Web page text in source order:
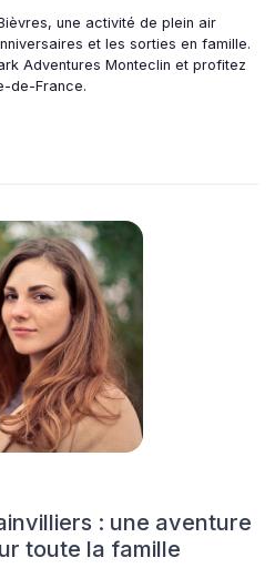
une activité de plein air
et les sorties en famille.
Adventures Monteclin et profitez
de-France.
: une aventure
toute la famille